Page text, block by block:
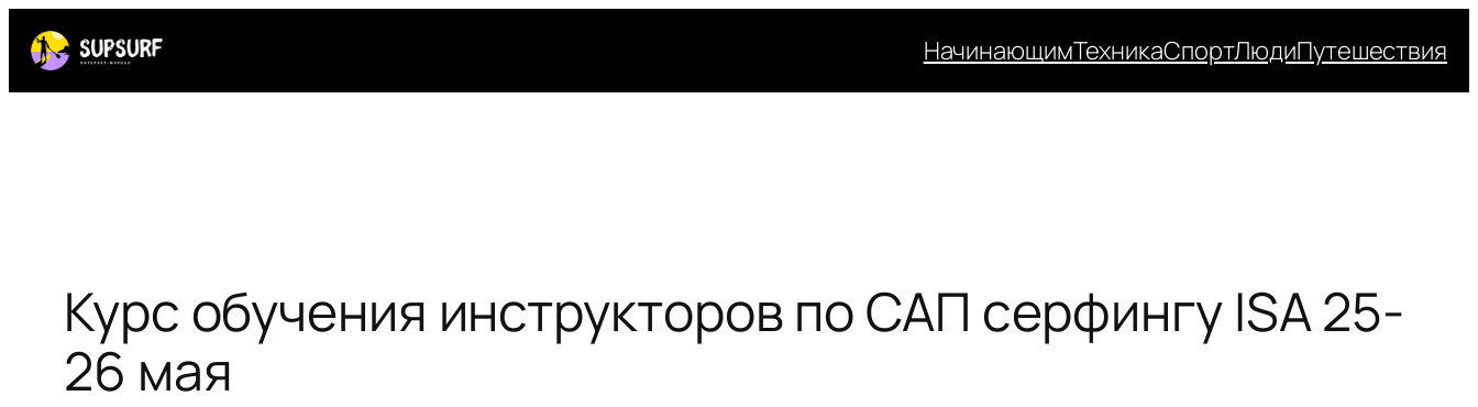
Перейти
содержимому
НачинающимТехникаСпортЛюдиПутешествия
Курс обучения инструкторов по САП серфингу ISA 25-
26 мая